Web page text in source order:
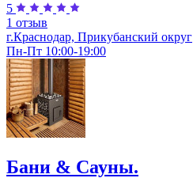
5
1 отзыв
г.Краснодар, Прикубанский округ
Пн-Пт 10:00-19:00
Бани & Сауны.